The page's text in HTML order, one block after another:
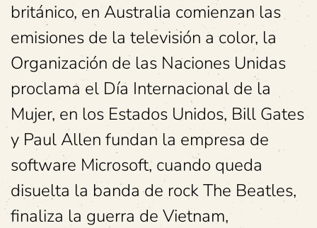
británico, en Australia comienzan las
emisiones de la televisión a color, la
Organización de las Naciones Unidas
proclama el Día Internacional de la
Mujer, en los Estados Unidos, Bill Gates
y Paul Allen fundan la empresa de
software Microsoft, cuando queda
disuelta la banda de rock The Beatles,
finaliza la guerra de Vietnam,